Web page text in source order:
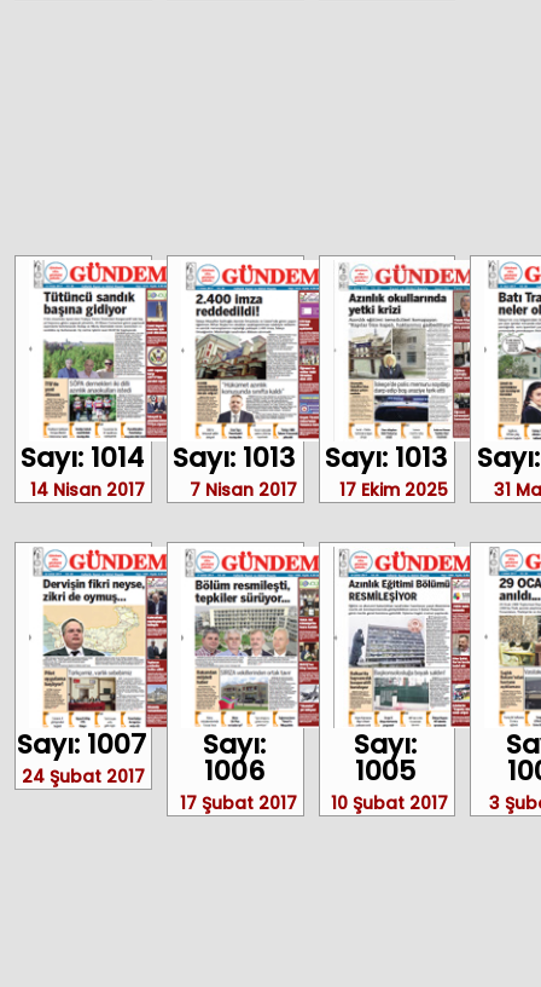
Sayı: 1014
14 Nisan 2017
Sayı: 1013
7 Nisan 2017
Sayı: 1013
17 Ekim 2025 31
Sayı: 1007
24 Şubat 2017
Sayı:
1006
17 Şubat 2017
Sayı:
1005
10 Şubat 2017 3